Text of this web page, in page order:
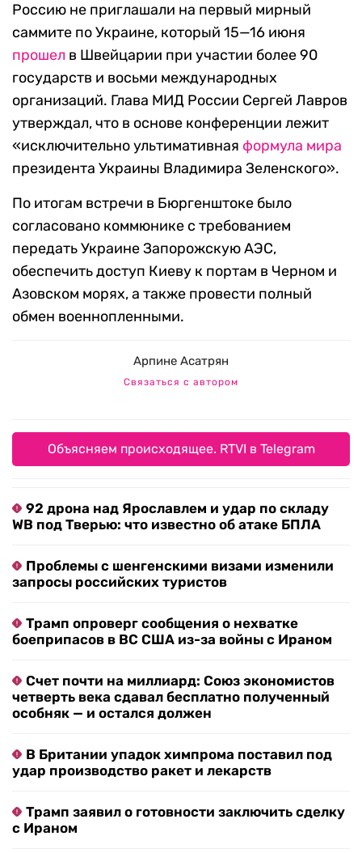
Россию не приглашали на первый мирный
саммите по Украине, который 15—16 июня
прошел в Швейцарии при участии более 90
государств и восьми международных
организаций. Глава МИД России Сергей Лавров
утверждал, что в основе конференции лежит
«исключительно ультимативная формула мира
президента Украины Владимира Зеленского».
По итогам встречи в Бюргенштоке было
согласовано коммюнике с требованием
передать Украине Запорожскую АЭС,
обеспечить доступ Киеву к портам в Черном и
Азовском морях, а также провести полный
обмен военнопленными.
Арпине Асатрян
Связаться с автором
Объясняем происходящее. RTVI в Telegram
92 дрона над Ярославлем и удар по складу
WB под Тверью: что известно об атаке БПЛА
Проблемы с шенгенскими визами изменили
запросы российских туристов
Трамп опроверг сообщения о нехватке
боеприпасов в ВС США из-за войны с Ираном
Счет почти на миллиард: Союз экономистов
четверть века сдавал бесплатно полученный
особняк — и остался должен
В Британии упадок химпрома поставил под
удар производство ракет и лекарств
Трамп заявил о готовности заключить сделку
с Ираном